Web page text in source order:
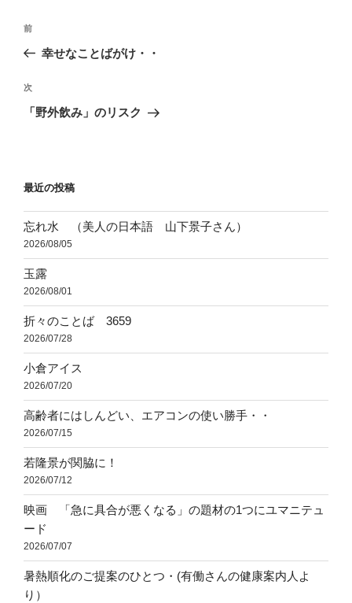
投
ビ
ゲ
ン
前
の
稿
前
幸せなことばがけ・・
次
の
次
「野外飲み」のリスク
最近の投稿
忘れ水 （美人の日本語 山下景子さん）
2026/08/05
玉露
2026/08/01
折々のことば 3659
2026/07/28
小倉アイス
2026/07/20
高齢者にはしんどい、エアコンの使い勝手・・
2026/07/15
若隆景が関脇に！
2026/07/12
映画 「急に具合が悪くなる」の題材の1つにユマニテュ
ード
2026/07/07
暑熱順化のご提案のひとつ・(有働さんの健康案内人よ
り）